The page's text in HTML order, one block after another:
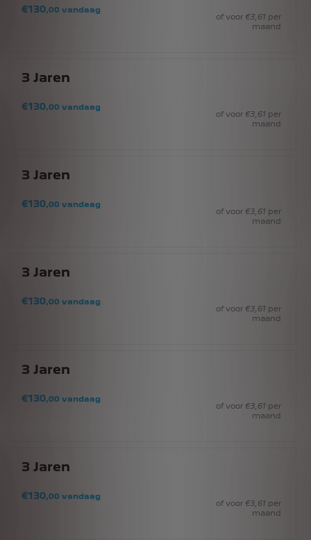
€130,00 vandaag
of voor €3,61 per
maand
3 Jaren
€130,00 vandaag
of voor €3,61 per
maand
3 Jaren
€130,00 vandaag
of voor €3,61 per
maand
3 Jaren
€130,00 vandaag
of voor €3,61 per
maand
3 Jaren
€130,00 vandaag
of voor €3,61 per
maand
3 Jaren
€130,00 vandaag
of voor €3,61 per
maand